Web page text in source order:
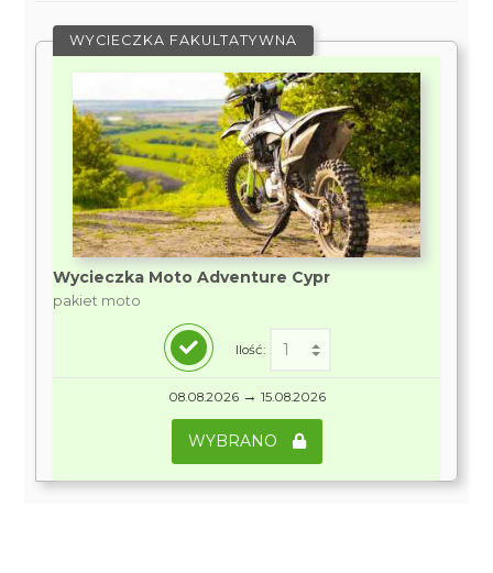
WYCIECZKA FAKULTATYWNA
Wycieczka Moto Adventure Cypr
pakiet moto
Ilość:
08.08.2026 → 15.08.2026
WYBRANO